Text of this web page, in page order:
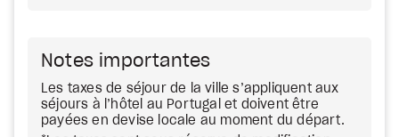
Notes importantes
Les taxes de séjour de la ville s’appliquent aux
séjours à l’hôtel au Portugal et doivent être
payées en devise locale au moment du départ.